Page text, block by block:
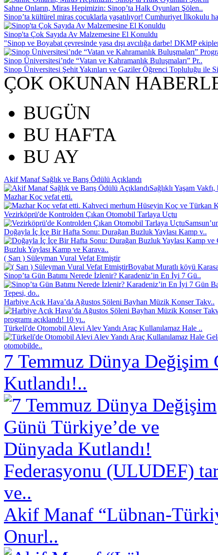
Sahne Onların, Miras Hepimizin: Sinop’ta Halk Oyunları Şölen..
Sinop’ta kültürel miras çocuklarla yaşatılıyor! Cumhuriyet İlkokulu
Sinop'ta Çok Sayıda Av Malzemesine El Konuldu
"Sinop ve Boyabat çevresinde yasa dışı avcılığa darbe! DKMP
Sinop Üniversitesi’nde “Vatan ve Kahramanlık Buluşmaları” Pr..
Sinop Üniversitesi Şehit Yakınları ve Gaziler Öğrenci Topluluğu
ÇOK OKUNAN
BUGÜN
BU HAFTA
BU AY
Akif Manaf Sağlık ve Barış Ödülü Açıklandı
Sağlıklı Yaşam
Mazhar Koç vefat etti.
Kahveci merhum Hüseyin Koç ve Türkan
Vezirköprü'de Kontrolden Çıkan Otomobil Tarlaya Uçtu
Doğayla İç İçe Bir Hafta Sonu: Durağan Buzluk Yaylası Kamp v..
Buzluk Yaylası Kamp ve Karava..
( Sarı ) Süleyman Vural Vefat Etmiştir
Boyabat Muratlı köyü
Sinop’ta Gün Batımı Nerede İzlenir? Karadeniz’in En İyi 7 Gü..
Tepesi, do..
Harbiye Açık Hava’da Ağustos Şöleni Bayhan Müzik Konser Takv..
programı açıklandı! 10 yı..
Türkeli'de Otomobil Alevi Alev Yandı Araç Kullanılamaz Hale ..
otomobilde..
7 Temmuz Dünya Değişim
Kutlandı!..
Federasyonu (ULUDEF)
ve..
Akif Manaf “Lübnan-
Onurl..